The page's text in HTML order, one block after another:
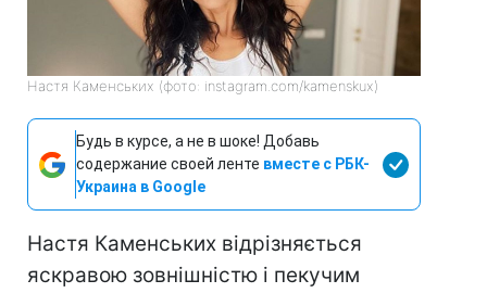
Настя Каменських (фото: instagram.com/kamenskux)
Будь в курсе, а не в шоке! Добавь
содержание своей ленте вместе с РБК-
Украина в Google
Настя Каменських відрізняється
яскравою зовнішністю і пекучим